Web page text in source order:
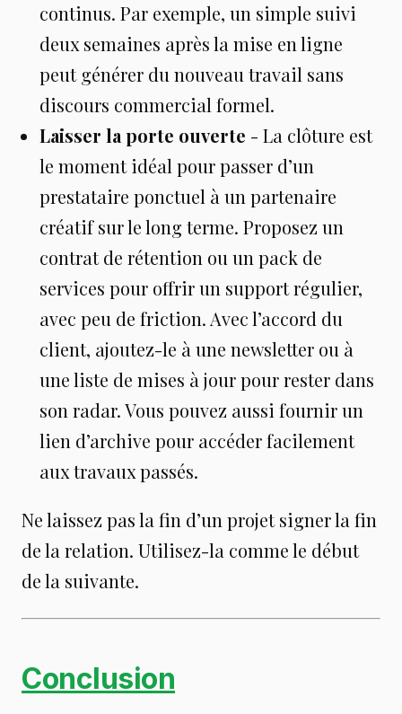
continus. Par exemple, un simple suivi
deux semaines après la mise en ligne
peut générer du nouveau travail sans
discours commercial formel.
Laisser la porte ouverte - La clôture est
le moment idéal pour passer d’un
prestataire ponctuel à un partenaire
créatif sur le long terme. Proposez un
contrat de rétention ou un pack de
services pour offrir un support régulier,
avec peu de friction. Avec l’accord du
client, ajoutez-le à une newsletter ou à
une liste de mises à jour pour rester dans
son radar. Vous pouvez aussi fournir un
lien d’archive pour accéder facilement
aux travaux passés.
Ne laissez pas la fin d’un projet signer la fin
de la relation. Utilisez-la comme le début
de la suivante.
Conclusion